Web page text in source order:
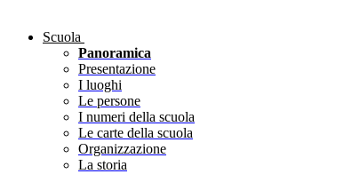
Scuola
Panoramica
Presentazione
I luoghi
Le persone
I numeri della scuola
Le carte della scuola
Organizzazione
La storia